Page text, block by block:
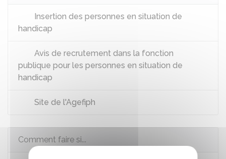
Insertion des personnes en situation de
handicap
Avis de recrutement dans la fonction
publique pour les personnes en situation de
handicap
Site de l'Agefiph
Comment faire si...